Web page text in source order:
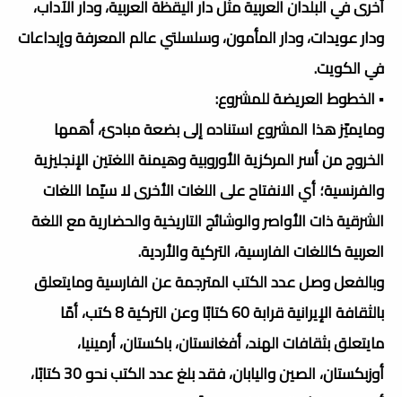
أخرى في البلدان العربية مثل دار اليقظة العربية، ودار الآداب،
ودار عويدات، ودار المأمون، وسلسلتي عالم المعرفة وإبداعات
في الكويت.
▪️ الخطوط العريضة للمشروع:
ومايميّز هذا المشروع استناده إلى بضعة مبادئ، أهمها
الخروج من أسر المركزية الأوروبية وهيمنة اللغتين الإنجليزية
والفرنسية؛ أي الانفتاح على اللغات الأخرى لا سيّما اللغات
الشرقية ذات الأواصر والوشائج التاريخية والحضارية مع اللغة
العربية كاللغات الفارسية، التركية والأردية.
وبالفعل وصل عدد الكتب المترجمة عن الفارسية ومايتعلق
بالثقافة الإيرانية قرابة 60 كتابًا وعن التركية 8 كتب، أمّا
مايتعلق بثقافات الهند، أفغانستان، باكستان، أرمينيا،
أوزبكستان، الصين واليابان، فقد بلغ عدد الكتب نحو 30 كتابًا،